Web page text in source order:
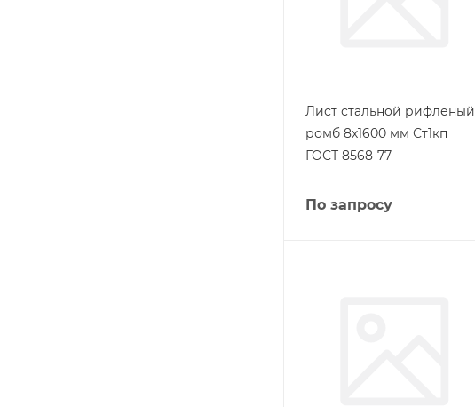
Лист стальной рифленый
ромб 8х1600 мм Ст1кп
ГОСТ 8568-77
По запросу